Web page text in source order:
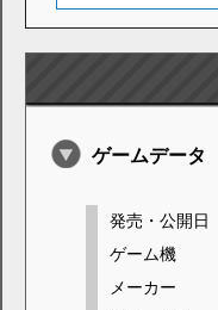
ゲームデータ
発売・公開日
ゲーム機
メーカー